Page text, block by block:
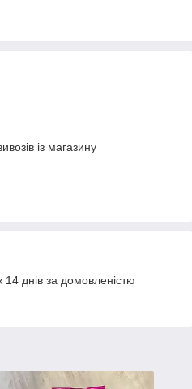
із магазину
днів за домовленістю